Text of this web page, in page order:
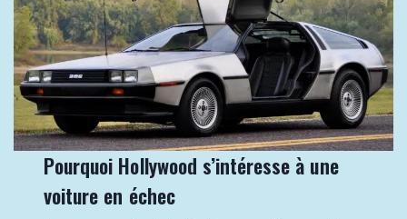
Pourquoi Hollywood s’intéresse à une
voiture en échec